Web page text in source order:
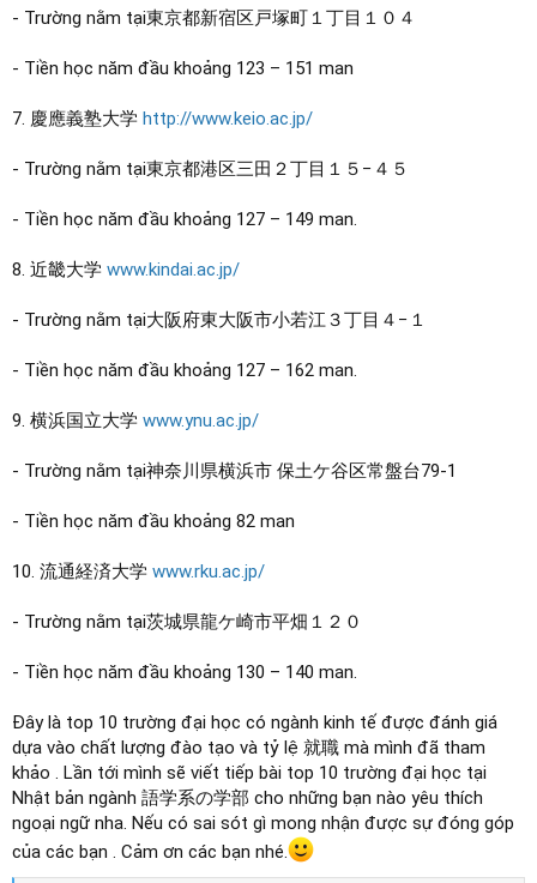
- Trường nằm tại東京都新宿区戸塚町１丁目１０４
- Tiền học năm đầu khoảng 123 – 151 man
7. 慶應義塾大学 http://www.keio.ac.jp/
- Trường nằm tại東京都港区三田２丁目１５−４５
- Tiền học năm đầu khoảng 127 – 149 man.
8. 近畿大学 www.kindai.ac.jp/
- Trường nằm tại大阪府東大阪市小若江３丁目４−１
- Tiền học năm đầu khoảng 127 – 162 man.
9. 横浜国立大学 www.ynu.ac.jp/
- Trường nằm tại神奈川県横浜市 保土ケ谷区常盤台79-1
- Tiền học năm đầu khoảng 82 man
10. 流通経済大学 www.rku.ac.jp/
- Trường nằm tại茨城県龍ケ崎市平畑１２０
- Tiền học năm đầu khoảng 130 – 140 man.
Đây là top 10 trường đại học có ngành kinh tế được đánh giá
dựa vào chất lượng đào tạo và tỷ lệ 就職 mà mình đã tham
khảo . Lần tới mình sẽ viết tiếp bài top 10 trường đại học tại
Nhật bản ngành 語学系の学部 cho những bạn nào yêu thích
ngoại ngữ nha. Nếu có sai sót gì mong nhận được sự đóng góp
của các bạn . Cảm ơn các bạn nhé.